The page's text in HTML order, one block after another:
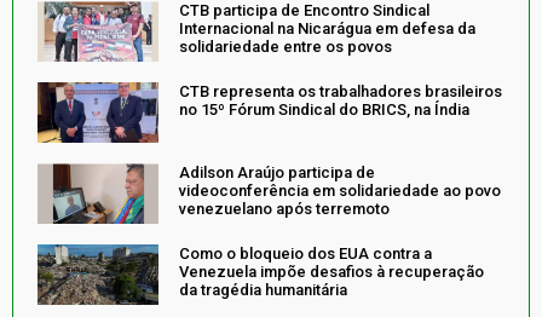
CTB participa de Encontro Sindical
Internacional na Nicarágua em defesa da
solidariedade entre os povos
CTB representa os trabalhadores brasileiros
no 15º Fórum Sindical do BRICS, na Índia
Adilson Araújo participa de
videoconferência em solidariedade ao povo
venezuelano após terremoto
Como o bloqueio dos EUA contra a
Venezuela impõe desafios à recuperação
da tragédia humanitária